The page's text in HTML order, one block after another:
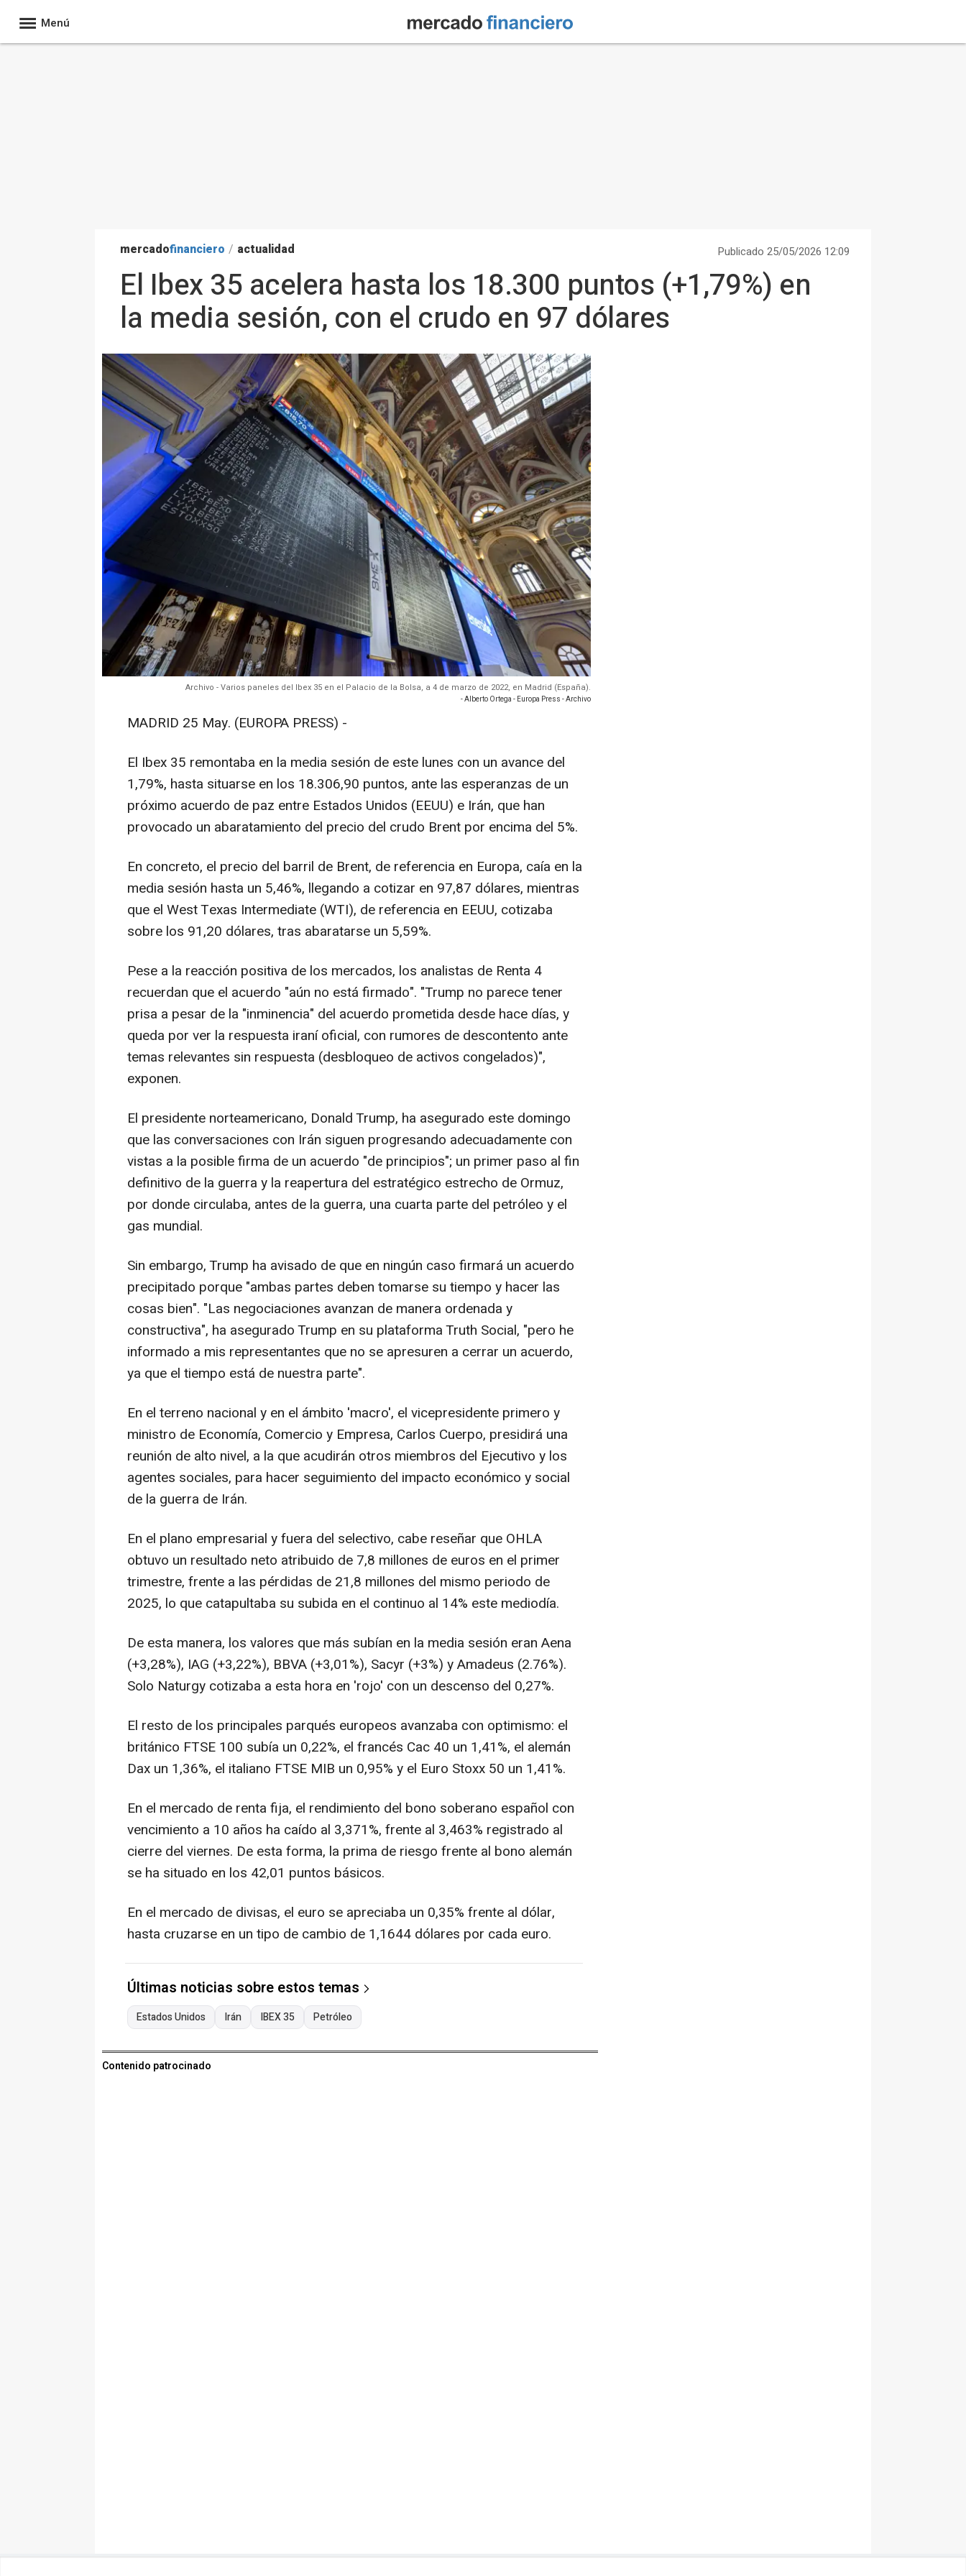
Menú
mercadofinanciero / actualidad Publicado 25/05/2026 12:09
El Ibex 35 acelera hasta los 18.300 puntos (+1,79%) en
la media sesión, con el crudo en 97 dólares
Archivo - Varios paneles del Ibex 35 en el Palacio de la Bolsa, a 4 de marzo de 2022, en Madrid (España).
- Alberto Ortega - Europa Press - Archivo
MADRID 25 May. (EUROPA PRESS) -
El Ibex 35 remontaba en la media sesión de este lunes con un avance del
1,79%, hasta situarse en los 18.306,90 puntos, ante las esperanzas de un
próximo acuerdo de paz entre Estados Unidos (EEUU) e Irán, que han
provocado un abaratamiento del precio del crudo Brent por encima del 5%.
En concreto, el precio del barril de Brent, de referencia en Europa, caía en la
media sesión hasta un 5,46%, llegando a cotizar en 97,87 dólares, mientras
que el West Texas Intermediate (WTI), de referencia en EEUU, cotizaba
sobre los 91,20 dólares, tras abaratarse un 5,59%.
Pese a la reacción positiva de los mercados, los analistas de Renta 4
recuerdan que el acuerdo "aún no está firmado". "Trump no parece tener
prisa a pesar de la "inminencia" del acuerdo prometida desde hace días, y
queda por ver la respuesta iraní oficial, con rumores de descontento ante
temas relevantes sin respuesta (desbloqueo de activos congelados)",
exponen.
El presidente norteamericano, Donald Trump, ha asegurado este domingo
que las conversaciones con Irán siguen progresando adecuadamente con
vistas a la posible firma de un acuerdo "de principios"; un primer paso al fin
definitivo de la guerra y la reapertura del estratégico estrecho de Ormuz,
por donde circulaba, antes de la guerra, una cuarta parte del petróleo y el
gas mundial.
Sin embargo, Trump ha avisado de que en ningún caso firmará un acuerdo
precipitado porque "ambas partes deben tomarse su tiempo y hacer las
cosas bien". "Las negociaciones avanzan de manera ordenada y
constructiva", ha asegurado Trump en su plataforma Truth Social, "pero he
informado a mis representantes que no se apresuren a cerrar un acuerdo,
ya que el tiempo está de nuestra parte".
En el terreno nacional y en el ámbito 'macro', el vicepresidente primero y
ministro de Economía, Comercio y Empresa, Carlos Cuerpo, presidirá una
reunión de alto nivel, a la que acudirán otros miembros del Ejecutivo y los
agentes sociales, para hacer seguimiento del impacto económico y social
de la guerra de Irán.
En el plano empresarial y fuera del selectivo, cabe reseñar que OHLA
obtuvo un resultado neto atribuido de 7,8 millones de euros en el primer
trimestre, frente a las pérdidas de 21,8 millones del mismo periodo de
2025, lo que catapultaba su subida en el continuo al 14% este mediodía.
De esta manera, los valores que más subían en la media sesión eran Aena
(+3,28%), IAG (+3,22%), BBVA (+3,01%), Sacyr (+3%) y Amadeus (2.76%).
Solo Naturgy cotizaba a esta hora en 'rojo' con un descenso del 0,27%.
El resto de los principales parqués europeos avanzaba con optimismo: el
británico FTSE 100 subía un 0,22%, el francés Cac 40 un 1,41%, el alemán
Dax un 1,36%, el italiano FTSE MIB un 0,95% y el Euro Stoxx 50 un 1,41%.
En el mercado de renta fija, el rendimiento del bono soberano español con
vencimiento a 10 años ha caído al 3,371%, frente al 3,463% registrado al
cierre del viernes. De esta forma, la prima de riesgo frente al bono alemán
se ha situado en los 42,01 puntos básicos.
En el mercado de divisas, el euro se apreciaba un 0,35% frente al dólar,
hasta cruzarse en un tipo de cambio de 1,1644 dólares por cada euro.
Últimas noticias sobre estos temas
Estados Unidos Irán IBEX 35 Petróleo
Contenido patrocinado